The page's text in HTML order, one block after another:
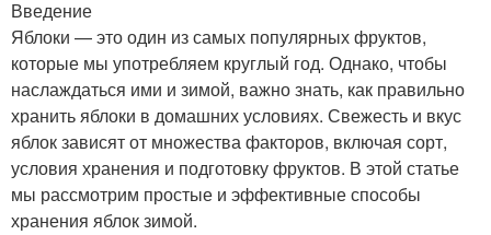
Введение
Яблоки — это один из самых популярных фруктов,
которые мы употребляем круглый год. Однако, чтобы
наслаждаться ими и зимой, важно знать, как правильно
хранить яблоки в домашних условиях. Свежесть и вкус
яблок зависят от множества факторов, включая сорт,
условия хранения и подготовку фруктов. В этой статье
мы рассмотрим простые и эффективные способы
хранения яблок зимой.